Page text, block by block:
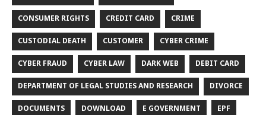
CONSUMER RIGHTS CREDIT CARD CRIME
CUSTODIAL DEATH CUSTOMER CYBER CRIME
CYBER FRAUD CYBER LAW DARK WEB DEBIT CARD
DEPARTMENT OF LEGAL STUDIES AND RESEARCH DIVORCE
DOCUMENTS DOWNLOAD E GOVERNMENT EPF